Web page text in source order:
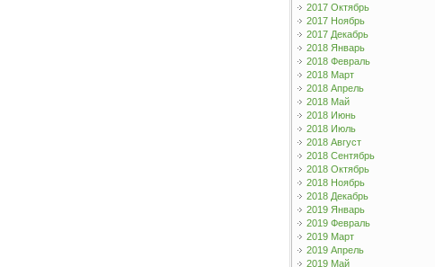
2017 Октябрь
2017 Ноябрь
2017 Декабрь
2018 Январь
2018 Февраль
2018 Март
2018 Апрель
2018 Май
2018 Июнь
2018 Июль
2018 Август
2018 Сентябрь
2018 Октябрь
2018 Ноябрь
2018 Декабрь
2019 Январь
2019 Февраль
2019 Март
2019 Апрель
2019 Май